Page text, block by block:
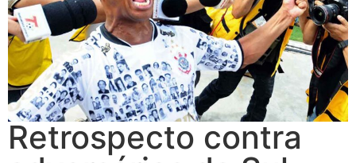
Retrospecto contra